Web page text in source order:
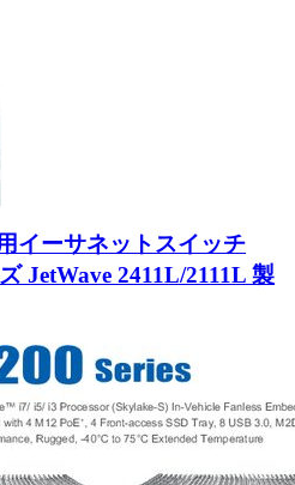
イーサネットスイッチ
JetWave 2411L/2111L 製